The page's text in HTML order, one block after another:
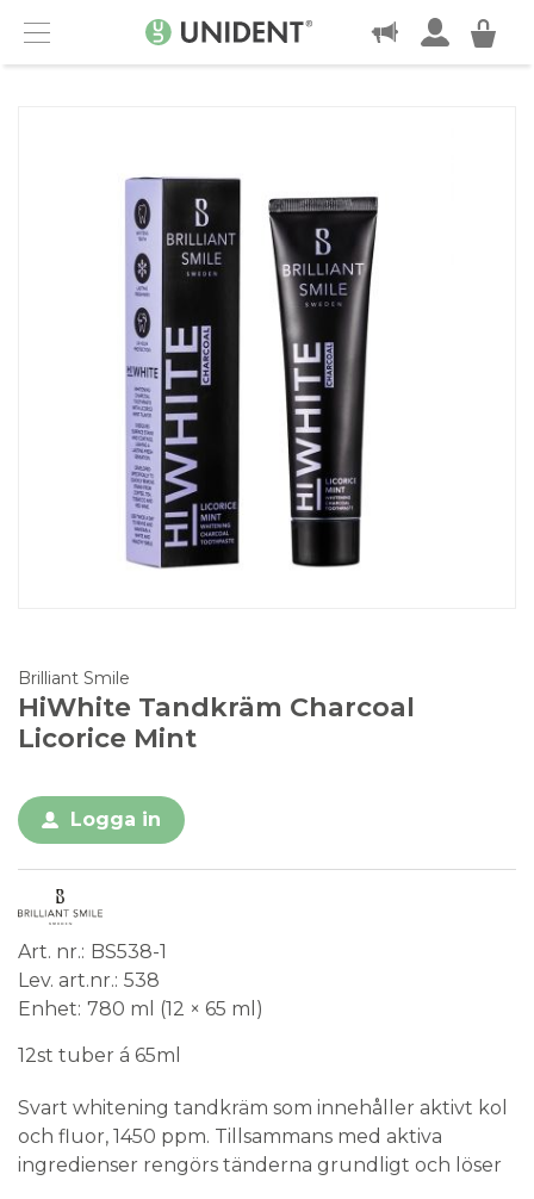
Menu
KONTAKT
Brilliant Smile
HiWhite Tandkräm Charcoal
Licorice Mint
Logga in
Art. nr. BS538-1
Lev. art.nr. 538
Enhet 780 ml (12 × 65 ml)
12st tuber á 65ml
Svart whitening tandkräm som innehåller aktivt kol
och fluor, 1450 ppm. Tillsammans med aktiva
ingredienser rengörs tänderna grundligt och löser